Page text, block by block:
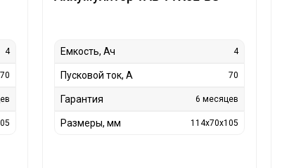
4
70
Емкость, Ач 4
Пусковой ток, А 70
Гарантия 6 месяцев
Размеры, мм 114x70x105